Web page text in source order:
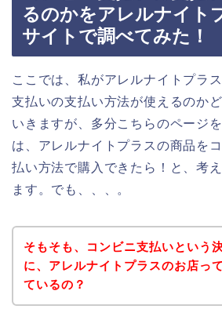
るのかをアレルナイト
サイトで調べてみた！
ここでは、私がアレルナイトプラ
支払いの支払い方法が使えるのか
いきますが、多分こちらのページ
は、アレルナイトプラスの商品を
払い方法で購入できたら！と、考
ます。でも、、、。
そもそも、コンビニ支払いという
に、アレルナイトプラスのお店っ
ているの？